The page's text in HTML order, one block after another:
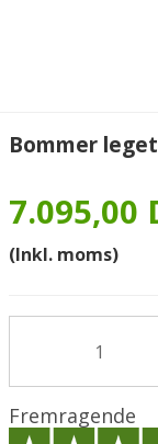
Bommer
7.095,00
(Inkl. moms)
Fremragende